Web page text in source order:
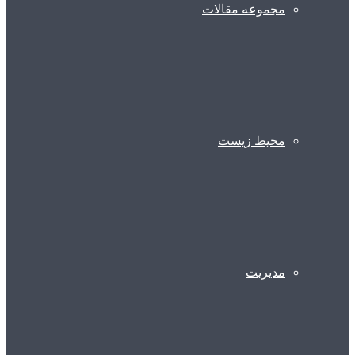
مجموعه مقالات
محیط زیست
مدیریت